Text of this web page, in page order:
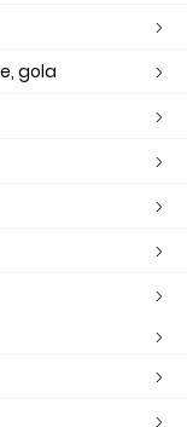
gola